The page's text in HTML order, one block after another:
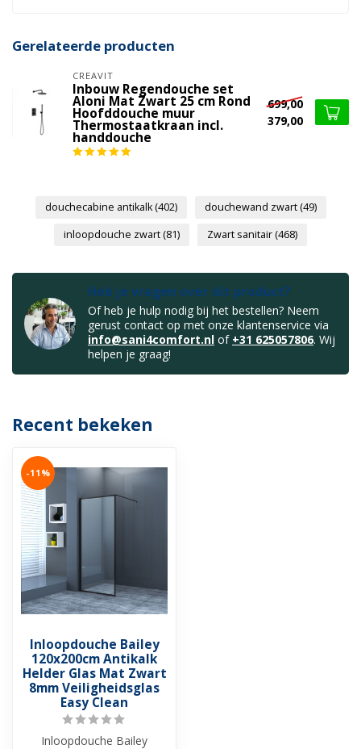
Gerelateerde producten
CREAVIT
Inbouw Regendouche set
Aloni Mat Zwart 25 cm Rond
Hoofddouche muur
Thermostaatkraan incl.
handdouche
699,00
379,00
douchecabine antikalk(402) douchewand zwart(49)
inloopdouche zwart(81) Zwart sanitair(468)
Heb je vragen over dit product?
Of heb je hulp nodig bij het bestellen? Neem
gerust contact op met onze klantenservice via
info@sani4comfort.nl of +31 625057806. Wij
helpen je graag!
Recent bekeken
-11%
Inloopdouche Bailey
120x200cm Antikalk
Helder Glas Mat Zwart
8mm Veiligheidsglas
Easy Clean
Inloopdouche Bailey